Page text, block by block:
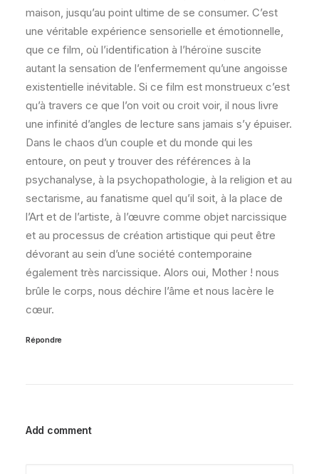
maison, jusqu’au point ultime de se consumer. C’est
une véritable expérience sensorielle et émotionnelle,
que ce film, où l’identification à l’héroïne suscite
autant la sensation de l’enfermement qu’une angoisse
existentielle inévitable. Si ce film est monstrueux c’est
qu’à travers ce que l’on voit ou croit voir, il nous livre
une infinité d’angles de lecture sans jamais s’y épuiser.
Dans le chaos d’un couple et du monde qui les
entoure, on peut y trouver des références à la
psychanalyse, à la psychopathologie, à la religion et au
sectarisme, au fanatisme quel qu’il soit, à la place de
l’Art et de l’artiste, à l’œuvre comme objet narcissique
et au processus de création artistique qui peut être
dévorant au sein d’une société contemporaine
également très narcissique. Alors oui, Mother ! nous
brûle le corps, nous déchire l’âme et nous lacère le
cœur.
Répondre
Add comment